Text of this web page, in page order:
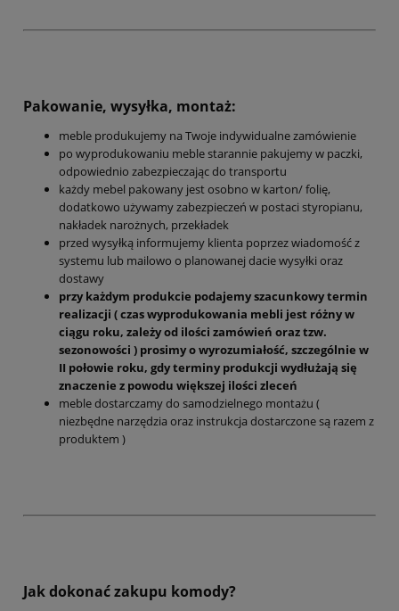
Pakowanie, wysyłka, montaż:
meble produkujemy na Twoje indywidualne zamówienie
po wyprodukowaniu meble starannie pakujemy w paczki,
odpowiednio zabezpieczając do transportu
każdy mebel pakowany jest osobno w karton/ folię,
dodatkowo używamy zabezpieczeń w postaci styropianu,
nakładek narożnych, przekładek
przed wysyłką informujemy klienta poprzez wiadomość z
systemu lub mailowo o planowanej dacie wysyłki oraz
dostawy
przy każdym produkcie podajemy szacunkowy termin
realizacji ( czas wyprodukowania mebli jest różny w
ciągu roku, zależy od ilości zamówień oraz tzw.
sezonowości ) prosimy o wyrozumiałość, szczególnie w
II połowie roku, gdy terminy produkcji wydłużają się
znaczenie z powodu większej ilości zleceń
meble dostarczamy do samodzielnego montażu (
niezbędne narzędzia oraz instrukcja dostarczone są razem z
produktem )
Jak dokonać zakupu komody?